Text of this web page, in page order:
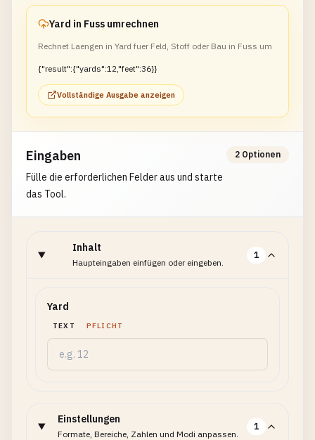
Yard in Fuss umrechnen
Rechnet Laengen in Yard fuer Feld, Stoff oder Bau in Fuss um
{"result":{"yards":12,"feet":36}}
Vollständige Ausgabe anzeigen
Eingaben
Fülle die erforderlichen Felder aus und starte
das Tool.
2 Optionen
Inhalt
Haupteingaben einfügen oder eingeben.
1
Yard
TEXT PFLICHT
Einstellungen
Formate, Bereiche, Zahlen und Modi anpassen.
1